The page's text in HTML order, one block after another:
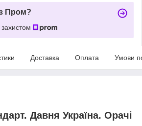
Пром?
Доставка Оплата Умови
Давня Україна. Орачі